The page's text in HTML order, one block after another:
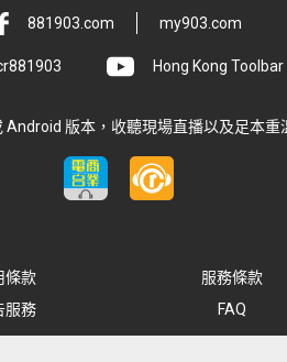
881903.com my903.com
Hong Kong Toolbar
Android 版本，收聽現場直播以及足本重
條款 服務條款
服務 FAQ